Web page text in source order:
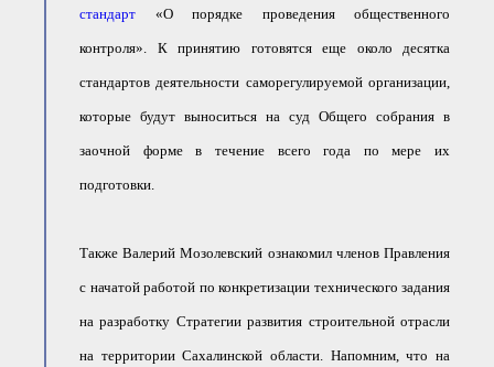
стандарт «О порядке проведения общественного
контроля». К принятию готовятся еще около десятка
стандартов деятельности саморегулируемой организации,
которые будут выноситься на суд Общего собрания в
заочной форме в течение всего года по мере их
подготовки.
Также Валерий Мозолевский ознакомил членов Правления
с начатой работой по конкретизации технического задания
на разработку Стратегии развития строительной отрасли
на территории Сахалинской области. Напомним, что на